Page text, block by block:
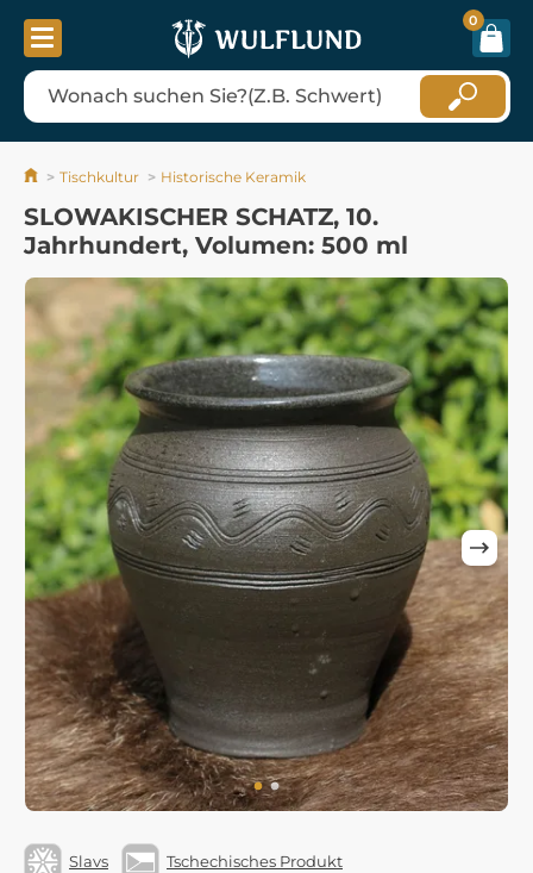
0
Tischkultur Historische Keramik
SLOWAKISCHER SCHATZ, 10.
Jahrhundert, Volumen: 500 ml
Slavs Tschechisches Produkt